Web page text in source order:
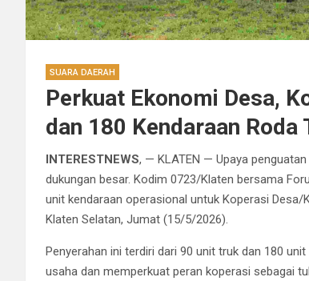
SUARA DAERAH
Perkuat Ekonomi Desa,
dan 180 Kendaraan
INTERESTNEWS, — KLATEN — Upaya
dukungan besar. Kodim 0723/Klaten bersama
unit kendaraan operasional untuk Koperasi Desa/
Klaten Selatan, Jumat (15/5/2026).
Penyerahan ini terdiri dari 90 unit truk dan 180
usaha dan memperkuat peran koperasi sebagai